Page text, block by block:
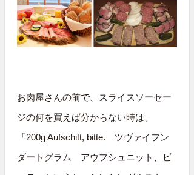
お肉屋さんの前で、スライスソーセー
ジの何を買えば分からない時は、
「200g Aufschitt, bitte. ツヴァイフン
ダートグラム アウフシュニット、ビ